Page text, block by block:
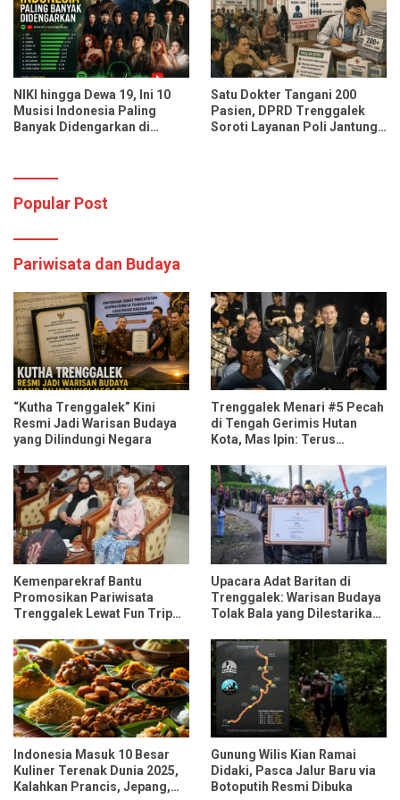
NIKI hingga Dewa 19, Ini 10
Musisi Indonesia Paling
Banyak Didengarkan di
Satu Dokter Tangani 200
Pasien, DPRD Trenggalek
Soroti Layanan Poli Jantung
Popular Post
Pariwisata dan Budaya
“Kutha Trenggalek” Kini
Resmi Jadi Warisan Budaya
yang Dilindungi Negara
Trenggalek Menari #5 Pecah
di Tengah Gerimis Hutan
Kota, Mas Ipin: Terus
Kemenparekraf Bantu
Promosikan Pariwisata
Trenggalek Lewat Fun Trip
Media Nasional
Upacara Adat Baritan di
Trenggalek: Warisan Budaya
Tolak Bala yang Dilestarikan
Indonesia Masuk 10 Besar
Kuliner Terenak Dunia 2025,
Kalahkan Prancis, Jepang,
Gunung Wilis Kian Ramai
Didaki, Pasca Jalur Baru via
Botoputih Resmi Dibuka